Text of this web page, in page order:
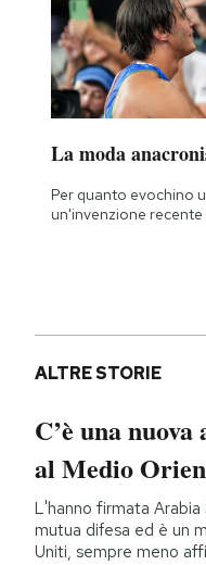
La moda
Per quanto evochino
un'invenzione
ALTRE STORIE
C’è una
al Medio
L'hanno firmata
mutua difesa ed è un
Uniti, sempre meno